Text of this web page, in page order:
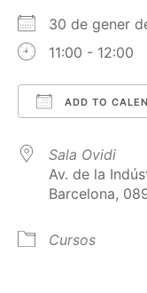
30 de gener
11:00 - 12:00
ADD TO
Sala Ovidi
Av. de la
Barcelona,
Cursos